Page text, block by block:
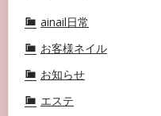
ainail日常
お客様ネイル
お知らせ
エステ